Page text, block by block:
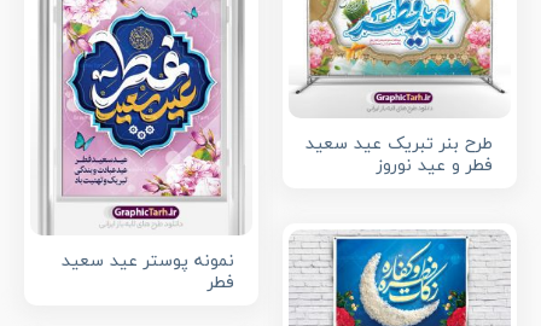
طرح بنر تبریک عید سعید
فطر و عید نوروز
نمونه پوستر عید سعید
فطر